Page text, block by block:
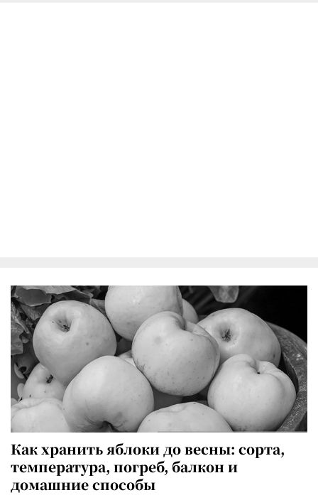
Как хранить яблоки до весны: сорта,
температура, погреб, балкон и
домашние способы